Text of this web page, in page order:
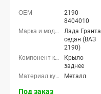
(21900840401070)
2190-
8404010
Лада Гранта
седан (ВАЗ
2190)
Крыло
заднее
Металл
Под заказ